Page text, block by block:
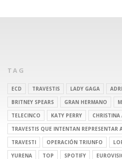
TAG
ECD TRAVESTIS LADY GAGA
BRITNEY SPEARS
GRAN HERMANO
TELECINCO
KATY PERRY CHRISTINA
TRAVESTIS QUE INTENTAN REPRESENTAR
TRAVESTI
OPERACIÓN TRIUNFO
YURENA
TOP SPOTIFY